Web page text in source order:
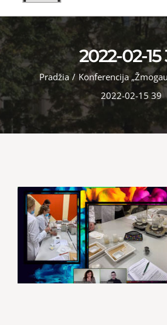
2022-02-15
Pradžia / Konferencija
2022-02-15 39